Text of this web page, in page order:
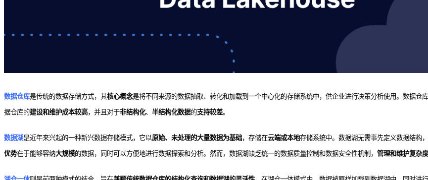
数据仓库是传统的数据存储方式，其核心概念是将不同来源的数据抽取、转化和加载到一个中心化的存储系统中，供企业进行决策分析使用。数据仓
据仓库的建设和维护成本较高，并且对于非结构化、 半结构化数据的支持较差。
数据湖是近年来兴起的一种新兴数据存储模式，它以原始、未处理的大量数据为基础，存储在云端或本地存储系统中。数据湖无需事先定义数据结构
优势在于能够容纳大规模的数据，同时可以方便地进行数据探索和分析。然而，数据湖缺乏统一的数据质量控制和数据安全性机制， 管理和维护复杂